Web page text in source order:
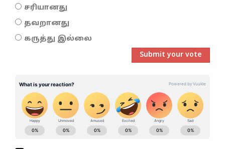
சரியானது
தவறானது
கருத்து இல்லை
Submit your vote